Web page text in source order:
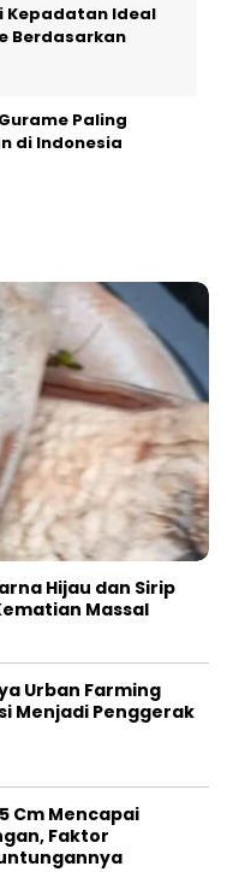
Kepadatan Ideal
Berdasarkan
Paling
di Indonesia
Hijau dan Sirip
Massal
Urban Farming
Menjadi Penggerak
Cm Mencapai
Faktor